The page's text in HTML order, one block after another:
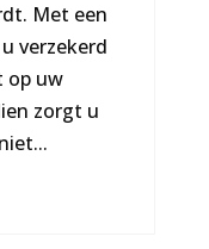
Met een
verzekerd
op uw
zorgt u